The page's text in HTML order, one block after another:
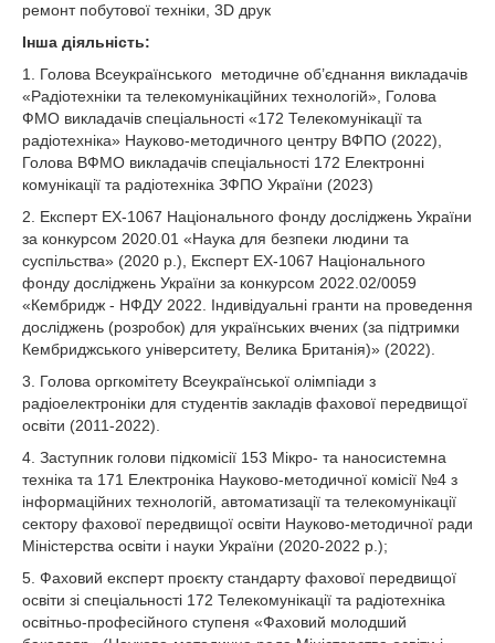
ремонт побутової техніки, 3D друк
Інша діяльність:
1. Голова Всеукраїнського методичне об’єднання викладачів
«Радіотехніки та телекомунікаційних технологій», Голова
ФМО викладачів спеціальності «172 Телекомунікації та
радіотехніка» Науково-методичного центру ВФПО (2022),
Голова ВФМО викладачів спеціальності 172 Електронні
комунікації та радіотехніка ЗФПО України (2023)
2. Експерт EX-1067 Національного фонду досліджень України
за конкурсом 2020.01 «Наука для безпеки людини та
суспільства» (2020 р.), Експерт EX-1067 Національного
фонду досліджень України за конкурсом 2022.02/0059
«Кембридж - НФДУ 2022. Індивідуальні гранти на проведення
досліджень (розробок) для українських вчених (за підтримки
Кембриджського університету, Велика Британія)» (2022).
3. Голова оргкомітету Всеукраїнської олімпіади з
радіоелектроніки для студентів закладів фахової передвищої
освіти (2011-2022).
4. Заступник голови підкомісії 153 Мікро- та наносистемна
техніка та 171 Електроніка Науково-методичної комісії №4 з
інформаційних технологій, автоматизації та телекомунікації
сектору фахової передвищої освіти Науково-методичної ради
Міністерства освіти і науки України (2020-2022 р.);
5. Фаховий експерт проєкту стандарту фахової передвищої
освіти зі спеціальності 172 Телекомунікації та радіотехніка
освітньо-професійного ступеня «Фаховий молодший